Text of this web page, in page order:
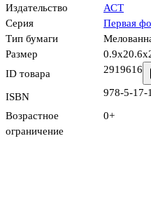
Издательство
АСТ
Серия
Первая
Тип бумаги
Размер
ID товара
2919616
ISBN 978-5-17-
Возрастное
ограничение
0+